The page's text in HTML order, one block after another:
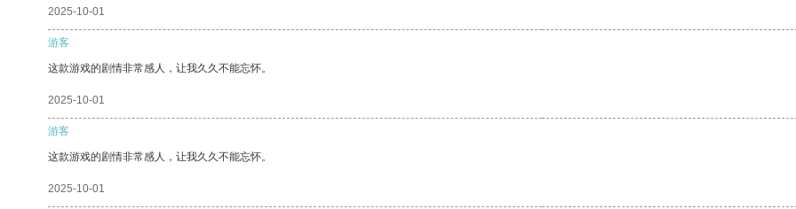
2025-10-01
游客
这款游戏的剧情非常感人，让我久久不能忘怀。
2025-10-01
游客
这款游戏的剧情非常感人，让我久久不能忘怀。
2025-10-01